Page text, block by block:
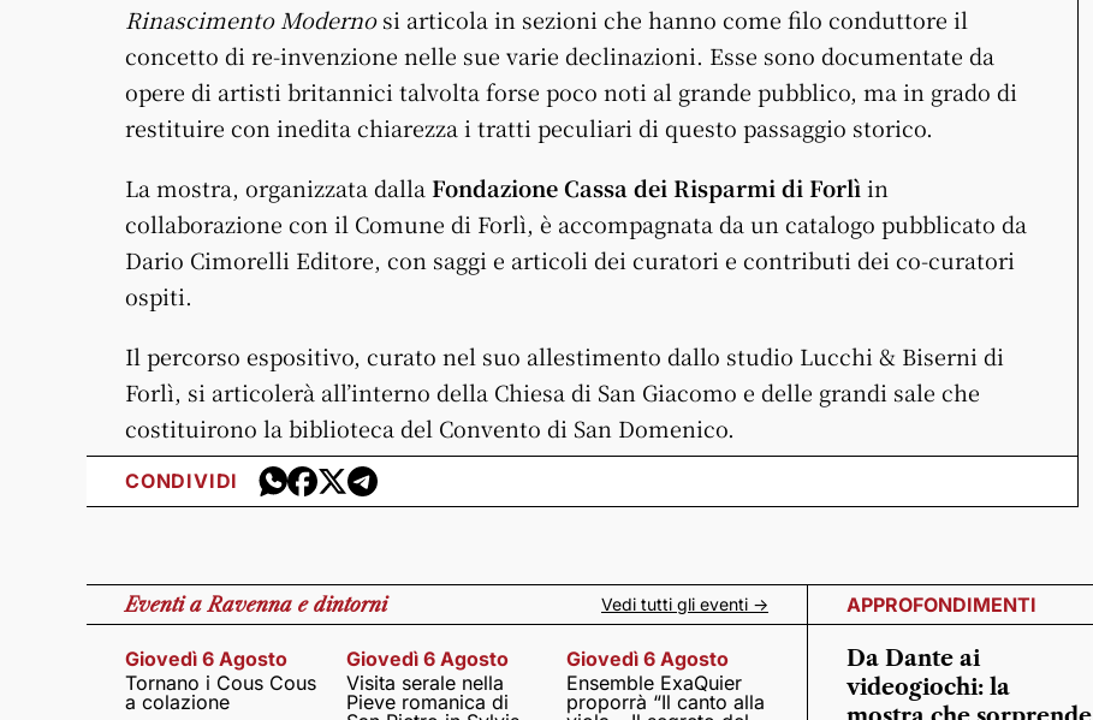
Rinascimento Modernosi articola in sezioni che hanno come filo conduttore il
concetto di re-invenzione nelle sue varie declinazioni. Esse sono documentate da
opere di artisti britannici talvolta forse poco noti al grande pubblico, ma in grado di
restituire con inedita chiarezza i tratti peculiari di questo passaggio storico.
La mostra, organizzata dalla Fondazione Cassa dei Risparmi di Forlì in
collaborazione con il Comune di Forlì, è accompagnata da un catalogo pubblicato da
Dario Cimorelli Editore, con saggi e articoli dei curatori e contributi dei co-curatori
ospiti.
Il percorso espositivo, curato nel suo allestimento dallo studio Lucchi & Biserni di
Forlì, si articolerà all’interno della Chiesa di San Giacomo e delle grandi sale che
costituirono la biblioteca del Convento di San Domenico.
CONDIVIDI
Eventia Ravenna e dintorni Vedi tutti gli eventi ->
Giovedì 6 Agosto
Tornano i Cous Cous
a colazione
Giovedì 6 Agosto
Visita serale nella
Pieve romanica di
Giovedì 6 Agosto
Ensemble ExaQuier
proporrà “Il canto alla
APPROFONDIMENTI
Da Dante ai
videogiochi: la